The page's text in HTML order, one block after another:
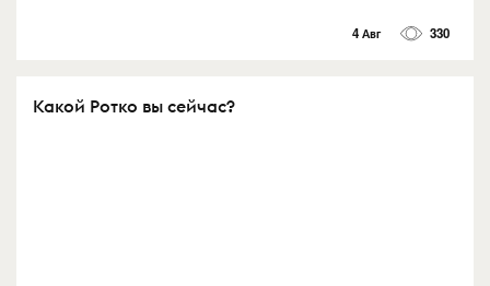
4 Авг 330
Какой Ротко вы сейчас?